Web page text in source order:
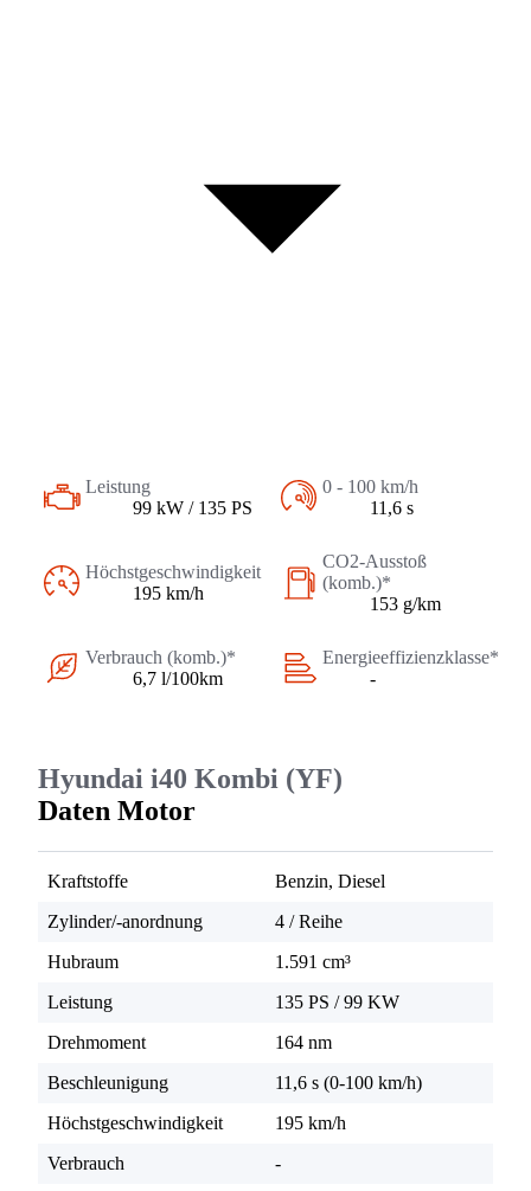
Leistung
99 kW / 135 PS
0 - 100 km/h
11,6 s
Höchstgeschwindigkeit
195 km/h
CO2-Ausstoß
(komb.)*
153 g/km
Verbrauch (komb.)*
6,7 l/100km
Energieeffizienzklasse*
-
Hyundai i40 Kombi (YF)
Daten Motor
Kraftstoffe
Benzin, Diesel
Zylinder/-anordnung
4 / Reihe
Hubraum
1.591 cm³
Leistung
135 PS / 99 KW
Drehmoment
164 nm
Beschleunigung
11,6 s (0-100 km/h)
Höchstgeschwindigkeit
195 km/h
Verbrauch
-